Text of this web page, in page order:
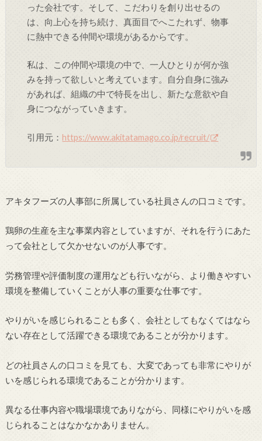
った会社です。そして、こだわりを創り出せるの
は、向上心を持ち続け、真面目でへこたれず、物事
に熱中できる仲間や環境があるからです。
私は、この仲間や環境の中で、一人ひとりが何か強
みを持って欲しいと考えています。自分自身に強み
があれば、組織の中で特長を出し、新たな意欲や自
身につながっていきます。
引用元： https://www.akitatamago.co.jp/recruit/
アキタフーズの人事部に所属している社員さんの口コミです。
鶏卵の生産を主な事業内容としていますが、それを行うにあた
って会社として欠かせないのが人事です。
労務管理や評価制度の運用なども行いながら、より働きやすい
環境を整備していくことが人事の重要な仕事です。
やりがいを感じられることも多く、会社としてもなくてはなら
ない存在として活躍できる環境であることが分かります。
どの社員さんの口コミを見ても、大変であっても非常にやりが
いを感じられる環境であることが分かります。
異なる仕事内容や職場環境でありながら、同様にやりがいを感
じられることはなかなかありません。